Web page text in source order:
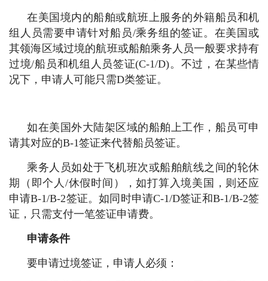
在美国境内的船舶或航班上服务的外籍船员和机
组人员需要申请针对船员/乘务组的签证。在美国或
其领海区域过境的航班或船舶乘务人员一般要求持有
过境/船员和机组人员签证(C-1/D)。不过，在某些情
况下，申请人可能只需D类签证。
如在美国外大陆架区域的船舶上工作，船员可申
请其对应的B-1签证来代替船员签证。
乘务人员如处于飞机班次或船舶航线之间的轮休
期（即个人/休假时间），如打算入境美国，则还应
申请B-1/B-2签证。如同时申请C-1/D签证和B-1/B-2签
证，只需支付一笔签证申请费。
申请条件
要申请过境签证，申请人必须：